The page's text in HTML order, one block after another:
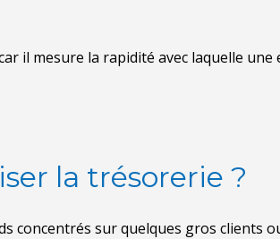
la trésorerie ?